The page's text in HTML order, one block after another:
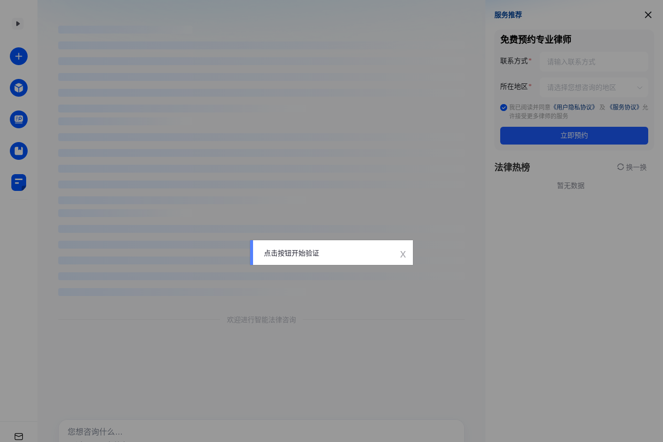
欢迎进行智能法律咨询
服务推荐
服务推荐
免费预约专业律师
联系方式
所在地区
我已阅读并同意 《用户隐私协议》 及 《服务协议》 允
许接受更多律师的服务
立即预约
法律热榜 换一换
暂无数据
点击按钮开始验证 x